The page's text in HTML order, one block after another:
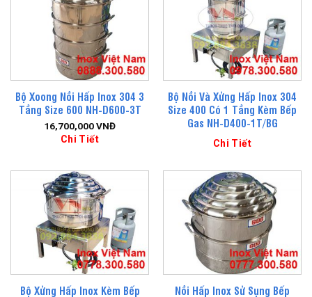
Bộ Xoong Nồi Hấp Inox 304 3
Tầng Size 600 NH-D600-3T
16,700,000VNĐ
Chi Tiết
Bộ Nồi Và Xửng Hấp Inox 304
Size 400 Có 1 Tầng Kèm Bếp
Gas NH-D400-1T/BG
Chi Tiết
Bộ Xửng Hấp Inox Kèm Bếp
Nồi Hấp Inox Sử Sụng Bếp